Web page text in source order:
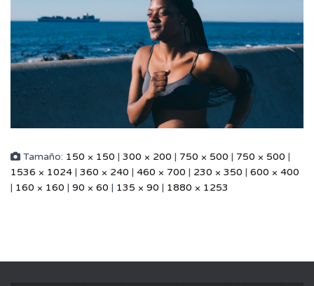
Tamaño: 150 × 150 | 300 × 200 | 750 × 500 | 750 × 500 |
1536 × 1024 | 360 × 240 | 460 × 700 | 230 × 350 | 600 × 400
| 160 × 160 | 90 × 60 | 135 × 90 | 1880 × 1253